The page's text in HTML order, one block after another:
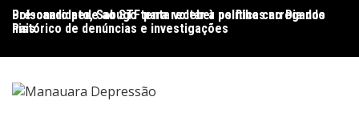
para
conteúdo
Pré-candidato, Sabugo tenta voltar à política carregando
histórico de denúncias e investigações
Bolsonaro pede ao STF para receber os filhos no Dia dos
Pais